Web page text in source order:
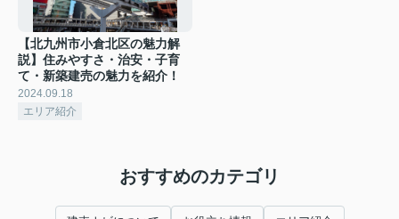
【北九州市小倉北区の魅力解
説】住みやすさ・治安・子育
て・新築建売の魅力を紹介！
2024.09.18
エリア紹介
おすすめのカテゴリ